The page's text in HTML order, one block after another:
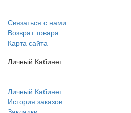
Связаться с нами
Возврат товара
Карта сайта
Личный Кабинет
Личный Кабинет
История заказов